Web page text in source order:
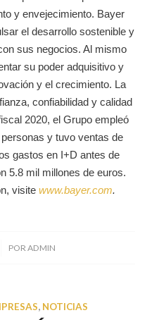
y envejecimiento. Bayer
el desarrollo sostenible y
sus negocios. Al mismo
su poder adquisitivo y
y el crecimiento. La
confiabilidad y calidad
2020, el Grupo empleó
y tuvo ventas de
gastos en I+D antes de
5.8 mil millones de euros.
visite www.bayer.com.
POR ADMIN
, NOTICIAS